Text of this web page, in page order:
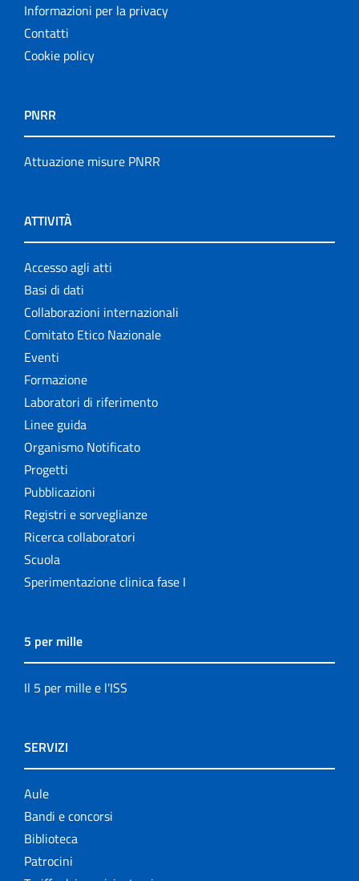
Informazioni per la privacy
Contatti
Cookie policy
PNRR
Attuazione misure PNRR
ATTIVITÀ
Accesso agli atti
Basi di dati
Collaborazioni internazionali
Comitato Etico Nazionale
Eventi
Formazione
Laboratori di riferimento
Linee guida
Organismo Notificato
Progetti
Pubblicazioni
Registri e sorveglianze
Ricerca collaboratori
Scuola
Sperimentazione clinica fase I
5 per mille
Il 5 per mille e l'ISS
SERVIZI
Aule
Bandi e concorsi
Biblioteca
Patrocini